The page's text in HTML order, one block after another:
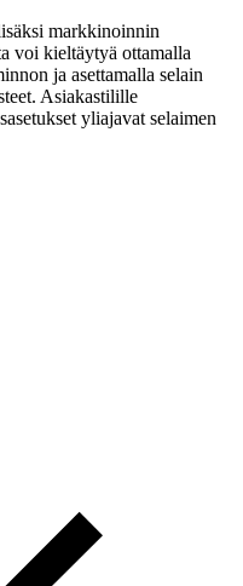
markkinoinnin
voi kieltäytyä ottamalla
ja asettamalla selain
Asiakastilille
yliajavat selaimen